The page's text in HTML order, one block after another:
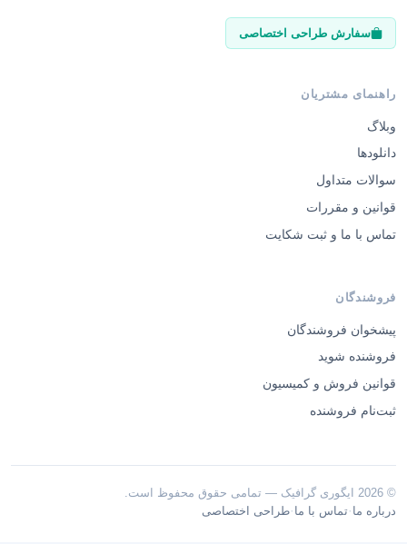
سفارش طراحی اختصاصی
راهنمای مشتریان
وبلاگ
دانلودها
سوالات متداول
قوانین و مقررات
تماس با ما و ثبت شکایت
فروشندگان
پیشخوان فروشندگان
فروشنده شوید
قوانین فروش و کمیسیون
ثبت‌نام فروشنده
© 2026 ایگوری گرافیک — تمامی حقوق محفوظ است.
درباره ما ·تماس با ما ·طراحی اختصاصی